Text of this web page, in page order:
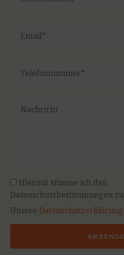
Hiermit stimme ich den
Datenschutzbestimmungen zu
Unsere Datenschutzerklärung